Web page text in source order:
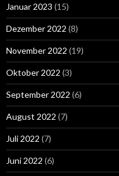
Januar 2023 (15)
Dezember 2022 (8)
November 2022 (19)
Oktober 2022 (3)
September 2022 (6)
August 2022 (7)
Juli 2022 (7)
Juni 2022 (6)